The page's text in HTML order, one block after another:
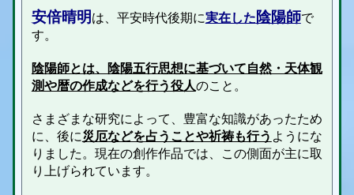
安倍晴明は、平安時代後期に実在した陰陽師で
す。
陰陽師とは、陰陽五行思想に基づいて自然・天体観
測や暦の作成などを行う役人のこと。
さまざまな研究によって、豊富な知識があったため
に、後に災厄などを占うことや祈祷も行う ようにな
りました。現在の創作作品では、この側面が主に取
り上げられています。